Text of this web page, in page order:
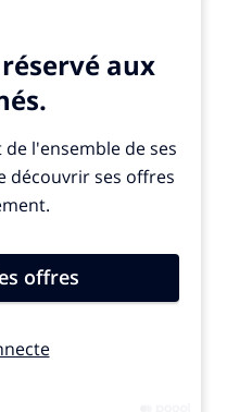
de vous « , indique
dans les deux
de l’ancien monde
Toutes les deux ont été
deux cas, j’ai dû les